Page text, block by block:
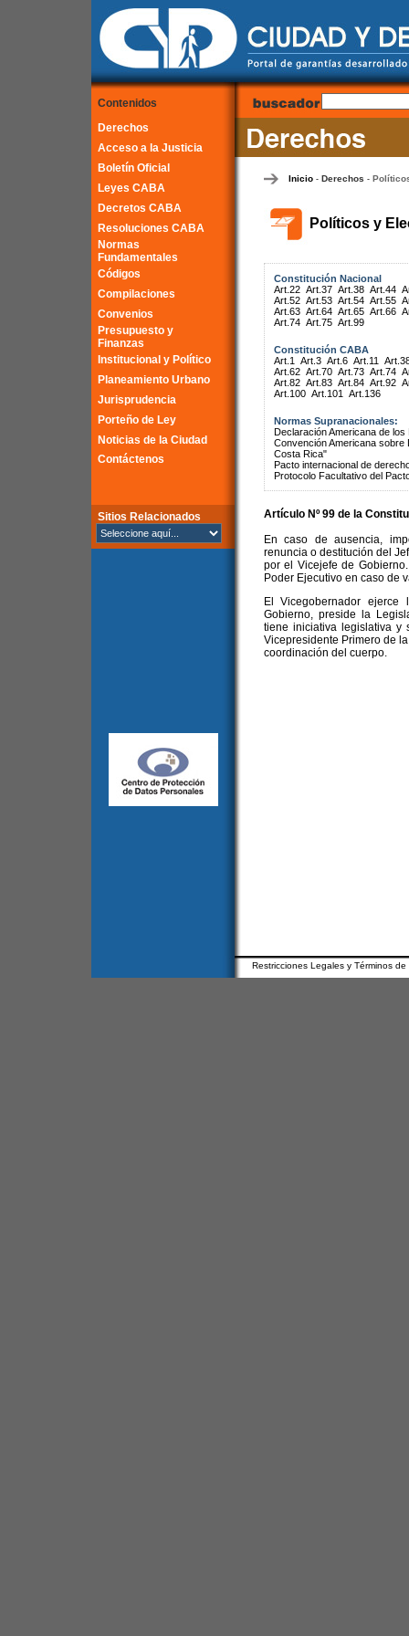
Contenidos
Derechos
Acceso a la Justicia
Boletín Oficial
Leyes CABA
Decretos CABA
Resoluciones CABA
Normas
Fundamentales
Códigos
Compilaciones
Convenios
Presupuesto y
Finanzas
Institucional y Político
Planeamiento Urbano
Jurisprudencia
Porteño de Ley
Noticias de la Ciudad
Contáctenos
Sitios Relacionados
Inicio- Derechos -
Políticos y
Constitución Nacional
Art.22 Art.37 Art.38 Art.44
Art.52 Art.53 Art.54 Art.55
Art.63 Art.64 Art.65 Art.66
Art.74 Art.75 Art.99
Constitución CABA
Art.1
Art.3 Art.6 Art.11
Art.62 Art.70 Art.73 Art.74
Art.82 Art.83 Art.84 Art.92
Art.100 Art.101 Art.136
Normas Supranacionales:
Declaración Americana de
Convención Americana
Costa Rica"
Pacto internacional de
Protocolo Facultativo del
Artículo Nº 99 de la
En caso de ausencia,
renuncia o destitución del
por el Vicejefe de
Poder Ejecutivo en caso de
El Vicegobernador
Gobierno, preside la
tiene iniciativa legislativa y
Vicepresidente Primero de
coordinación del cuerpo.
Restricciones Legales y Términos de